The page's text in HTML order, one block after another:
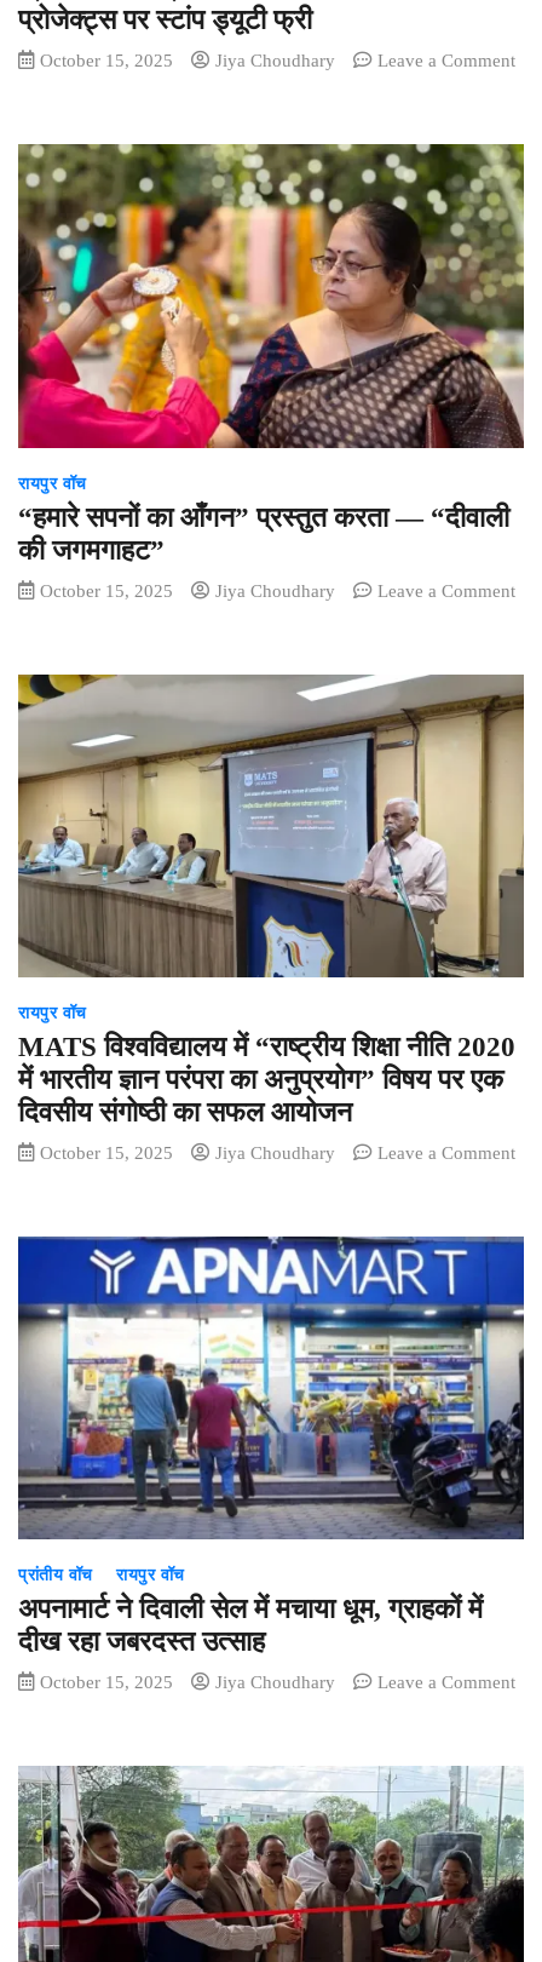
प्रोजेक्ट्स पर स्टांप ड्यूटी फ्री
October 15, 2025 Jiya Choudhary
Leave a Comment
स्वास्तिक
ग्रुप
का
फेस्टिवल
ऑफर…
प्रोजेक्ट्स
पर
स्टांप
ड्यूटी
फ्री
रायपुर वॉच
“हमारे सपनों का आँगन” प्रस्तुत करता — “दीवाली
की जगमगाहट”
October 15, 2025 Jiya Choudhary
Leave a Comment
का
आँगन”
करता
—
“दीवाली
की
जगमगाहट”
रायपुर वॉच
MATS विश्वविद्यालय में “राष्ट्रीय शिक्षा नीति 2020
में भारतीय ज्ञान परंपरा का अनुप्रयोग” विषय पर एक
दिवसीय संगोष्ठी का सफल आयोजन
October 15, 2025 Jiya Choudhary
Leave a Comment
शिक्षा
नीति
ज्ञान
परंपरा
का
अनुप्रयोग”
पर
एक
दिवसीय
संगोष्ठी
का
प्रांतीय वॉच रायपुर वॉच
अपनामार्ट ने दिवाली सेल में मचाया धूम, ग्राहकों में
दीख रहा जबरदस्त उत्साह
October 15, 2025 Jiya Choudhary
Leave a Comment
दिवाली
सेल
में
मचाया
धूम,
ग्राहकों
में